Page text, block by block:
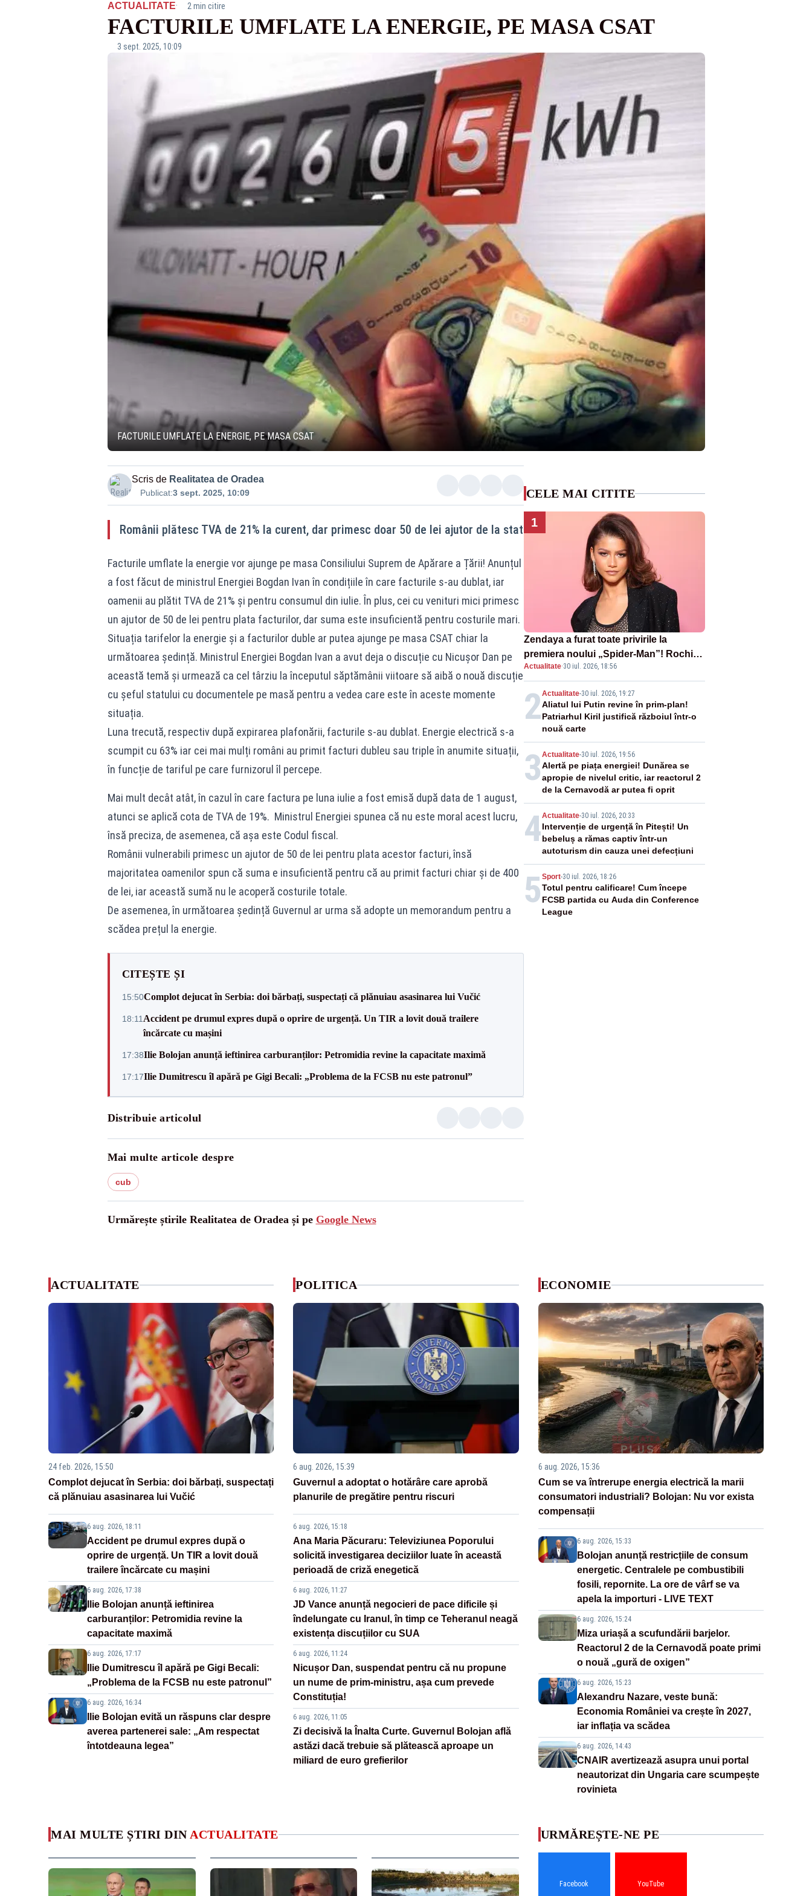
ACTUALITATE· 2 min citire
FACTURILE UMFLATE LA ENERGIE, PE MASA CSAT
3 sept. 2025, 10:09
FACTURILE UMFLATE LA ENERGIE, PE MASA CSAT
Scris de Realitatea de Oradea
Publicat:3 sept. 2025, 10:09
Românii plătesc TVA de 21% la curent, dar primesc doar 50 de lei ajutor de la stat
Facturile umflate la energie vor ajunge pe masa Consiliului Suprem de Apărare a Țării! Anunțul
a fost făcut de ministrul Energiei Bogdan Ivan în condițiile în care facturile s-au dublat, iar
oamenii au plătit TVA de 21% și pentru consumul din iulie. În plus, cei cu venituri mici primesc
un ajutor de 50 de lei pentru plata facturilor, dar suma este insuficientă pentru costurile mari.
Situația tarifelor la energie și a facturilor duble ar putea ajunge pe masa CSAT chiar la
următoarea ședință. Ministrul Energiei Bogdan Ivan a avut deja o discuție cu Nicușor Dan pe
această temă și urmează ca cel târziu la începutul săptămânii viitoare să aibă o nouă discuție
cu șeful statului cu documentele pe masă pentru a vedea care este în aceste momente
situația.
Luna trecută, respectiv după expirarea plafonării, facturile s-au dublat. Energie electrică s-a
scumpit cu 63% iar cei mai mulți români au primit facturi dubleu sau triple în anumite situații,
în funcție de tariful pe care furnizorul îl percepe.
Mai mult decât atât, în cazul în care factura pe luna iulie a fost emisă după data de 1 august,
atunci se aplică cota de TVA de 19%. Ministrul Energiei spunea că nu este moral acest lucru,
însă preciza, de asemenea, că așa este Codul fiscal.
Românii vulnerabili primesc un ajutor de 50 de lei pentru plata acestor facturi, însă
majoritatea oamenilor spun că suma e insuficientă pentru că au primit facturi chiar și de 400
de lei, iar această sumă nu le acoperă costurile totale.
De asemenea, în următoarea ședință Guvernul ar urma să adopte un memorandum pentru a
scădea prețul la energie.
CITEȘTE ȘI
15:50Complot dejucat în Serbia: doi bărbați, suspectați că plănuiau asasinarea lui Vučić
18:11 Accident pe drumul expres după o oprire de urgență. Un TIR a lovit două trailere
încărcate cu mașini
17:38Ilie Bolojan anunță ieftinirea carburanților: Petromidia revine la capacitate maximă
17:17Ilie Dumitrescu îl apără pe Gigi Becali: „Problema de la FCSB nu este patronul”
Distribuie articolul
Mai multe articole despre
cub
Urmărește știrile Realitatea de Oradea și pe Google News
CELE MAI CITITE
1
Zendaya a furat toate privirile la
premiera noului „Spider-Man”! Rochia
inspirată de pânza de păianjen a făcut
senzație
Actualitate·30 iul. 2026, 18:56
2Actualitate-30 iul. 2026, 19:27
Aliatul lui Putin revine în prim-plan!
Patriarhul Kiril justifică războiul într-o
nouă carte
3 Actualitate-30 iul. 2026, 19:56
Alertă pe piața energiei! Dunărea se
apropie de nivelul critic, iar reactorul 2
de la Cernavodă ar putea fi oprit
4Actualitate-30 iul. 2026, 20:33
Intervenție de urgență în Pitești! Un
bebeluș a rămas captiv într-un
autoturism din cauza unei defecțiuni
5 Sport-30 iul. 2026, 18:26
Totul pentru calificare! Cum începe
FCSB partida cu Auda din Conference
League
ACTUALITATE
24 feb. 2026, 15:50
Complot dejucat în Serbia: doi bărbați, suspectați
că plănuiau asasinarea lui Vučić
6 aug. 2026, 18:11
Accident pe drumul expres după o
oprire de urgență. Un TIR a lovit două
trailere încărcate cu mașini
6 aug. 2026, 17:38
Ilie Bolojan anunță ieftinirea
carburanților: Petromidia revine la
capacitate maximă
6 aug. 2026, 17:17
Ilie Dumitrescu îl apără pe Gigi Becali:
„Problema de la FCSB nu este patronul”
6 aug. 2026, 16:34
Ilie Bolojan evită un răspuns clar despre
averea partenerei sale: „Am respectat
întotdeauna legea”
POLITICA
6 aug. 2026, 15:39
Guvernul a adoptat o hotărâre care aprobă
planurile de pregătire pentru riscuri
6 aug. 2026, 15:18
Ana Maria Păcuraru: Televiziunea Poporului
solicită investigarea deciziilor luate în această
perioadă de criză enegetică
6 aug. 2026, 11:27
JD Vance anunță negocieri de pace dificile și
îndelungate cu Iranul, în timp ce Teheranul neagă
existența discuțiilor cu SUA
6 aug. 2026, 11:24
Nicușor Dan, suspendat pentru că nu propune
un nume de prim-ministru, așa cum prevede
Constituția!
6 aug. 2026, 11:05
Zi decisivă la Înalta Curte. Guvernul Bolojan află
astăzi dacă trebuie să plătească aproape un
miliard de euro grefierilor
ECONOMIE
6 aug. 2026, 15:36
Cum se va întrerupe energia electrică la marii
consumatori industriali? Bolojan: Nu vor exista
compensații
6 aug. 2026, 15:33
Bolojan anunță restricțiile de consum
energetic. Centralele pe combustibili
fosili, repornite. La ore de vârf se va
apela la importuri - LIVE TEXT
6 aug. 2026, 15:24
Miza uriașă a scufundării barjelor.
Reactorul 2 de la Cernavodă poate primi
o nouă „gură de oxigen”
6 aug. 2026, 15:23
Alexandru Nazare, veste bună:
Economia României va crește în 2027,
iar inflația va scădea
6 aug. 2026, 14:43
CNAIR avertizează asupra unui portal
neautorizat din Ungaria care scumpește
rovinieta
MAI MULTE ȘTIRI DIN ACTUALITATE URMĂREȘTE-NE PE
Facebook YouTube